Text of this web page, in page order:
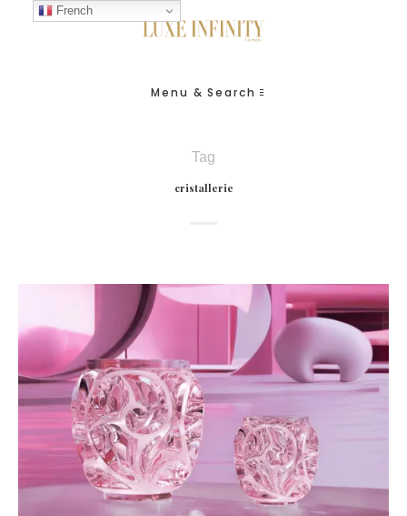
Menu & Search
Tag
cristallerie
French